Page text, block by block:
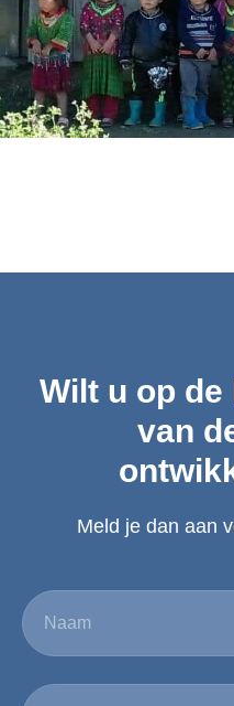
Wilt u op
van
Meld je dan aan
Naam